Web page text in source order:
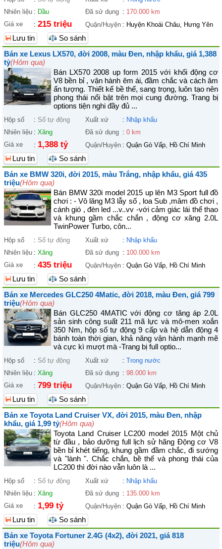
Nhiên liệu : Dầu Đã sử dụng : 170.000 km
Giá xe
: 215 triệu Quận/Huyện : Huyện Khoái Châu, Hưng Yên
Lưu tin
So sánh
Bán xe Lexus LX570, đời 2008, màu Đen, nhập khẩu, giá 1,388
tỷ(Hôm qua)
Bán LX570 2008 up form 2015 với khối động cơ
V8 bền bỉ , vận hành êm ái, đầm chắc và cách âm
ấn tượng. Thiết kế bề thế, sang trọng, luôn tạo nên
phong thái nổi bật trên mọi cung đường. Trang bị
options tiện nghi đầy đủ ...
Hộp số : Số tự động Xuất xứ : Nhập khẩu
Nhiên liệu : Xăng Đã sử dụng : 0 km
Giá xe
: 1,388 tỷ Quận/Huyện : Quận Gò Vấp, Hồ Chí Minh
Lưu tin
So sánh
Bán xe BMW 320i, đời 2015, màu Trắng, nhập khẩu, giá 435
triệu(Hôm qua)
Bán BMW 320i model 2015 up lên M3 Sport full đồ
chơi : - Vô lăng M3 lẫy số , loa Sub ,mâm đồ chơi ,
cánh gió , đèn led ...v..vv -với cảm giác lái thể thao
và khung gầm chắc chắn , động cơ xăng 2.0L
TwinPower Turbo, côn...
Hộp số : Số tự động Xuất xứ : Nhập khẩu
Nhiên liệu : Xăng Đã sử dụng : 100.000 km
Giá xe
: 435 triệu Quận/Huyện : Quận Gò Vấp, Hồ Chí Minh
Lưu tin
So sánh
Bán xe Mercedes GLC250 4Matic, đời 2018, màu Đen, giá 799
triệu(Hôm qua)
Bán GLC250 4MATIC với động cơ tăng áp 2.0L
sản sinh công suất 211 mã lực và mô-men xoắn
350 Nm, hộp số tự động 9 cấp và hệ dẫn động 4
bánh toàn thời gian, khả năng vận hành mạnh mẽ
và cực kì mượt mà -Trang bị full optio...
Hộp số : Số tự động Xuất xứ : Trong nước
Nhiên liệu : Xăng Đã sử dụng : 98.000 km
Giá xe
: 799 triệu Quận/Huyện : Quận Gò Vấp, Hồ Chí Minh
Lưu tin
So sánh
Bán xe Toyota Land Cruiser VX, đời 2015, màu Đen, nhập
khẩu, giá 1,99 tỷ(Hôm qua)
Toyota Land Cruiser LC200 model 2015 Một chủ
từ đầu , bảo dưỡng full lịch sử hãng Động cơ V8
bền bỉ khét tiếng, khung gầm đầm chắc, đi sướng
và "lành ". Chắc chắn, bề thế và phong thái của
LC200 thì đời nào vẫn luôn là ...
Hộp số : Số tự động Xuất xứ : Nhập khẩu
Nhiên liệu : Xăng Đã sử dụng : 135.000 km
Giá xe
: 1,99 tỷ Quận/Huyện : Quận Gò Vấp, Hồ Chí Minh
Lưu tin
So sánh
Bán xe Toyota Fortuner 2.4G (4x2), đời 2021, giá 818
triệu(Hôm qua)